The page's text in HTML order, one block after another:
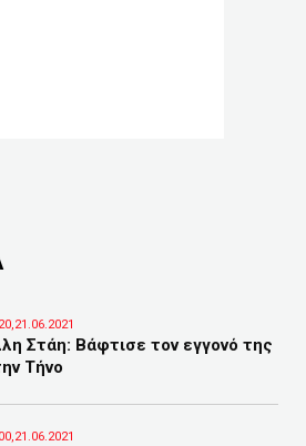
Στάη: Βάφτισε τον εγγονό της
Τήνο